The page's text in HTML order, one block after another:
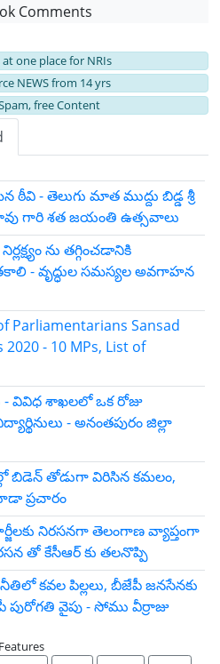
Comments
one place for NRIs
NEWS from 14 yrs
free Content
- తెలుగు మాత ముద్దు బిడ్డ శ్రీ
గారి శత జయంతి ఉత్సవాలు
ను తగ్గించడానికి
- వృద్ధుల సమస్యల అవగాహన
Parliamentarians Sansad
2020 - 10 MPs, List of
- వివిధ శాఖలలో ఒక రోజు
- అనంతపురం జిల్లా
బిడెన్ తోడుగా విరిసిన కమలం,
ప్రచారం
నిరసనగా తెలంగాణ వ్యాప్తంగా
తో కేసీఆర్ కు తలనొప్పి
కవల పిల్లలు, బీజేపీ జనసేనకు
పురోగతి వైపు - సోము వీర్రాజు
Features